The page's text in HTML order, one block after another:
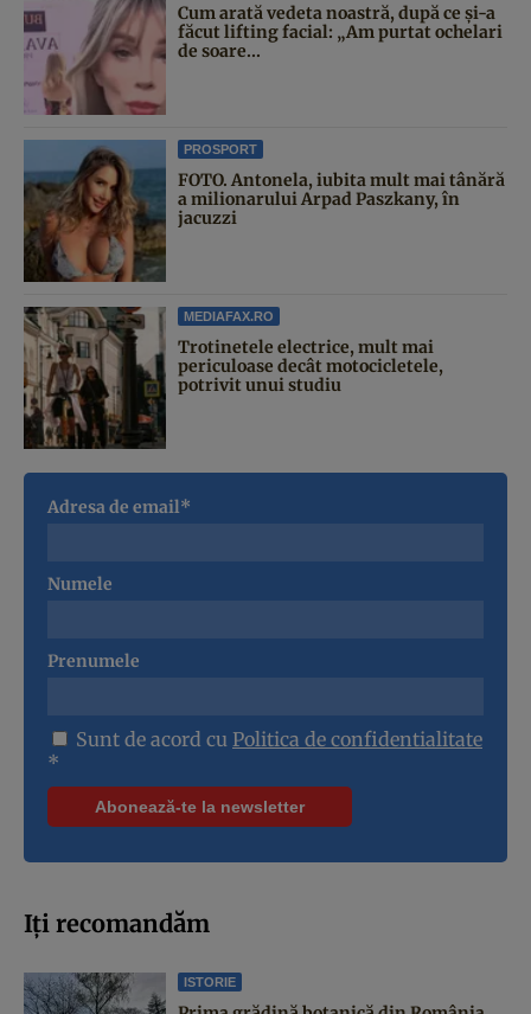
Cum arată vedeta noastră, după ce și-a
făcut lifting facial: „Am purtat ochelari
de soare...
PROSPORT
FOTO. Antonela, iubita mult mai tânără
a milionarului Arpad Paszkany, în
jacuzzi
MEDIAFAX.RO
Trotinetele electrice, mult mai
periculoase decât motocicletele,
potrivit unui studiu
Adresa de email*
Numele
Prenumele
Sunt de acord cu Politica de confidentialitate
*
Iți recomandăm
ISTORIE